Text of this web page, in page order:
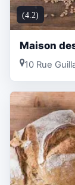
(4.2)
Maison
10 Rue